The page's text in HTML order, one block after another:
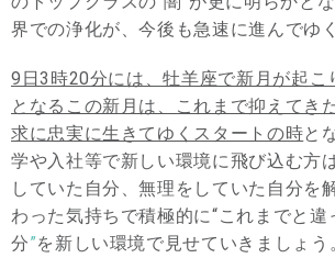
界での浄化が、今後も急速に進んでゆ
9日3時20分には、牡羊座で新月が起こ
となるこの新月は、これまで抑えてき
求に忠実に生きてゆくスタートの時と
学や入社等で新しい環境に飛び込む方
していた自分、無理をしていた自分を
わった気持ちで積極的に“これまでと違
分”を新しい環境で見せていきましょ